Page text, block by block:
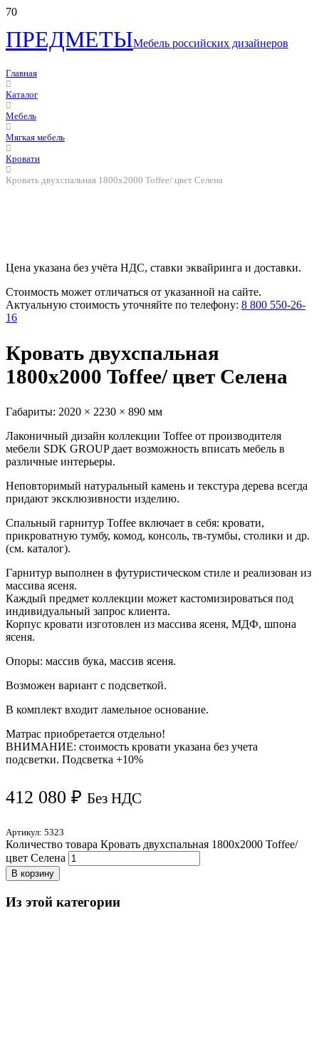
ПРЕДМЕТЫМебель российских дизайнеров
Главная
Каталог
Мебель
Мягкая мебель
Кровати
Кровать двухспальная 1800х2000 Toffee/ цвет Селена
Цена указана без учёта НДС, ставки эквайринга и доставки.
Стоимость может отличаться от указанной на сайте.
Актуальную стоимость уточняйте по телефону: 8 800 550-26-
16
Кровать двухспальная
1800х2000 Toffee/ цвет Селена
Габариты: 2020 × 2230 × 890 мм
Лаконичный дизайн коллекции Toffee от производителя
мебели SDK GROUP дает возможность вписать мебель в
различные интерьеры.
Неповторимый натуральный камень и текстура дерева всегда
придают эксклюзивности изделию.
Спальный гарнитур Toffee включает в себя: кровати,
прикроватную тумбу, комод, консоль, тв-тумбы, столики и др.
(см. каталог).
Гарнитур выполнен в футуристическом стиле и реализован из
массива ясеня.
Каждый предмет коллекции может кастомизироваться под
индивидуальный запрос клиента.
Корпус кровати изготовлен из массива ясеня, МДФ, шпона
ясеня.
Опоры: массив бука, массив ясеня.
Возможен вариант с подсветкой.
В комплект входит ламельное основание.
Матрас приобретается отдельно!
ВНИМАНИЕ: стоимость кровати указана без учета
подсветки. Подсветка +10%
412 080 ₽ Без НДС
Артикул: 5323
Количество товара Кровать двухспальная 1800х2000 Toffee/
цвет Селена
В корзину
Из этой категории